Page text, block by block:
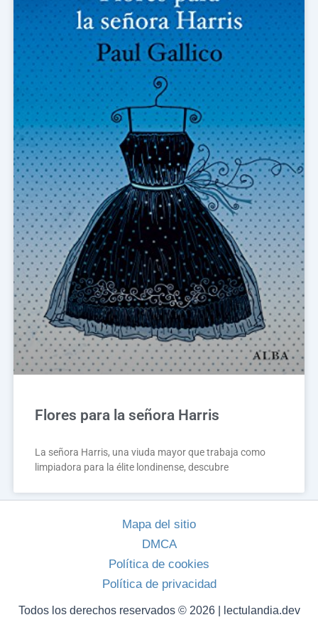
Flores para la señora Harris
La señora Harris, una viuda mayor que trabaja como
limpiadora para la élite londinense, descubre
Mapa del sitio
DMCA
Política de cookies
Política de privacidad
Todos los derechos reservados © 2026 | lectulandia.dev